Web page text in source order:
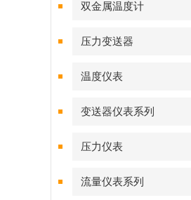
双金属温度计
压力变送器
温度仪表
变送器仪表系列
压力仪表
流量仪表系列